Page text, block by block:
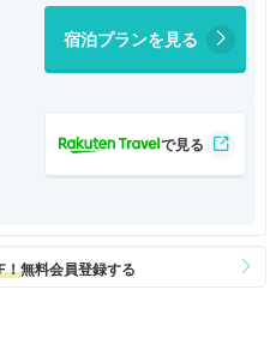
ど…。
テルとしては再訪ありだなと思う。
宿泊プランを見る